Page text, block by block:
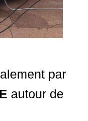
par
autour de